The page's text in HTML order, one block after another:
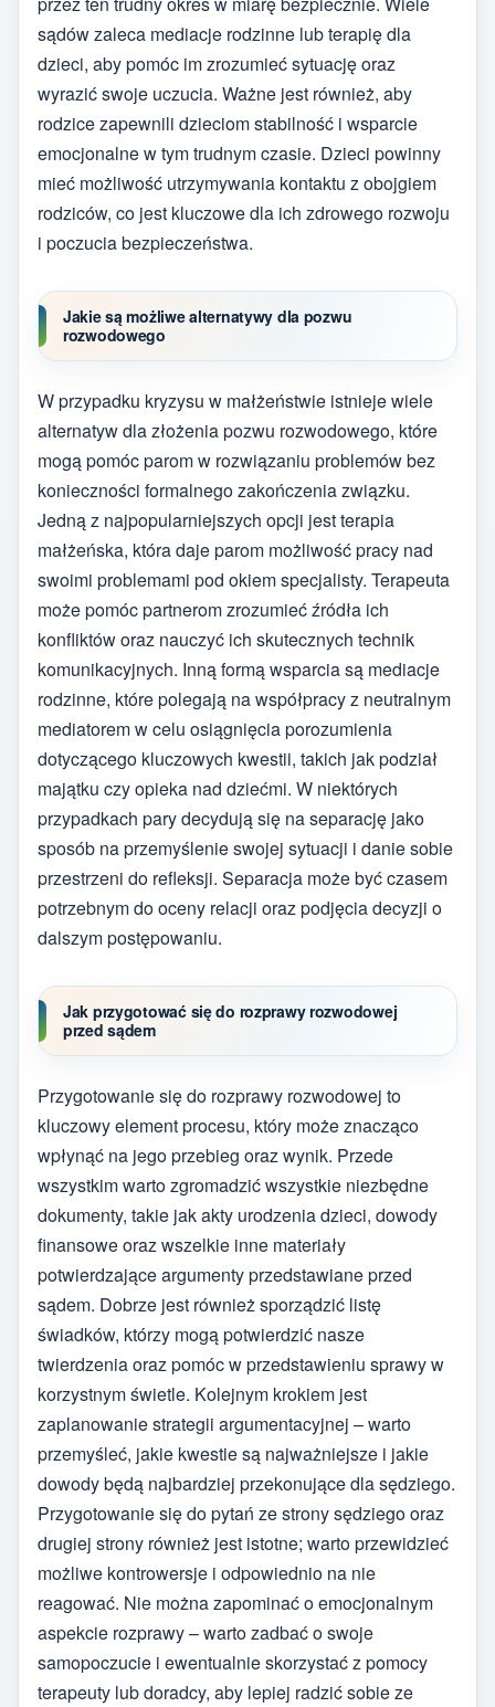
sądów zaleca mediacje rodzinne lub terapię dla
dzieci, aby pomóc im zrozumieć sytuację oraz
wyrazić swoje uczucia. Ważne jest również, aby
rodzice zapewnili dzieciom stabilność i wsparcie
emocjonalne w tym trudnym czasie. Dzieci powinny
mieć możliwość utrzymywania kontaktu z obojgiem
rodziców, co jest kluczowe dla ich zdrowego rozwoju
i poczucia bezpieczeństwa.
Jakie są możliwe alternatywy dla pozwu
rozwodowego
W przypadku kryzysu w małżeństwie istnieje wiele
alternatyw dla złożenia pozwu rozwodowego, które
mogą pomóc parom w rozwiązaniu problemów bez
konieczności formalnego zakończenia związku.
Jedną z najpopularniejszych opcji jest terapia
małżeńska, która daje parom możliwość pracy nad
swoimi problemami pod okiem specjalisty. Terapeuta
może pomóc partnerom zrozumieć źródła ich
konfliktów oraz nauczyć ich skutecznych technik
komunikacyjnych. Inną formą wsparcia są mediacje
rodzinne, które polegają na współpracy z neutralnym
mediatorem w celu osiągnięcia porozumienia
dotyczącego kluczowych kwestii, takich jak podział
majątku czy opieka nad dziećmi. W niektórych
przypadkach pary decydują się na separację jako
sposób na przemyślenie swojej sytuacji i danie sobie
przestrzeni do refleksji. Separacja może być czasem
potrzebnym do oceny relacji oraz podjęcia decyzji o
dalszym postępowaniu.
Jak przygotować się do rozprawy rozwodowej
przed sądem
Przygotowanie się do rozprawy rozwodowej to
kluczowy element procesu, który może znacząco
wpłynąć na jego przebieg oraz wynik. Przede
wszystkim warto zgromadzić wszystkie niezbędne
dokumenty, takie jak akty urodzenia dzieci, dowody
finansowe oraz wszelkie inne materiały
potwierdzające argumenty przedstawiane przed
sądem. Dobrze jest również sporządzić listę
świadków, którzy mogą potwierdzić nasze
twierdzenia oraz pomóc w przedstawieniu sprawy w
korzystnym świetle. Kolejnym krokiem jest
zaplanowanie strategii argumentacyjnej – warto
przemyśleć, jakie kwestie są najważniejsze i jakie
dowody będą najbardziej przekonujące dla sędziego.
Przygotowanie się do pytań ze strony sędziego oraz
drugiej strony również jest istotne; warto przewidzieć
możliwe kontrowersje i odpowiednio na nie
reagować. Nie można zapominać o emocjonalnym
aspekcie rozprawy – warto zadbać o swoje
samopoczucie i ewentualnie skorzystać z pomocy
terapeuty lub doradcy, aby lepiej radzić sobie ze